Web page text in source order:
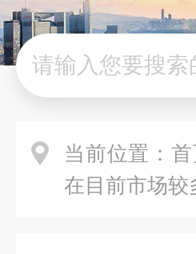
当前位置：
在目前市场